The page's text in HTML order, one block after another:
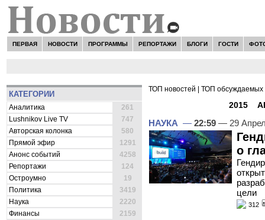
ПЕРВАЯ НОВОСТИ ПРОГРАММЫ РЕПОРТАЖИ БЛОГИ ГОСТИ
КАТЕГОРИИ
Аналитика
261
Lushnikov Live TV
747
Авторская колонка
580
Прямой эфир
1291
Анонс событий
4258
Репортажи
124
Остроумно
19
Политика
3419
Наука
2220
Финансы
2159
ТОП новостей ТОП обсуждаемых
2015
НАУКА — 22:59 — 29
о
цели
312